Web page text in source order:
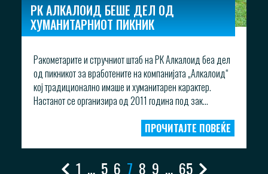
РК АЛКАЛОИД БЕШЕ ДЕЛ ОД
ХУМАНИТАРНИОТ ПИКНИК
Ракометарите и стручниот штаб на РК Алкалоид беа дел
од пикникот за вработените на компанијата „Алкалоид“
кој традиционално имаше и хуманитарен карактер.
Настанот се организира од 2011 година под зак...
ПРОЧИТАЈТЕ ПОВЕЌЕ
1 … 5 6 7 8 9 … 65